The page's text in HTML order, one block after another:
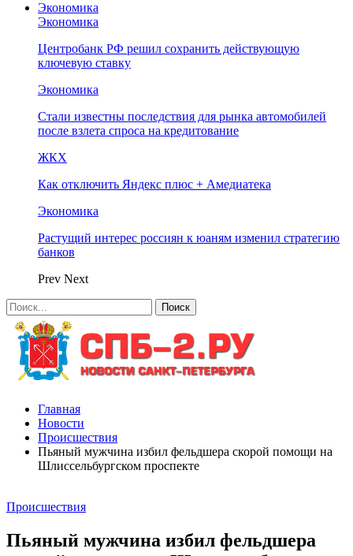
Экономика
Экономика
Центробанк РФ решил сохранить действующую
ключевую ставку
Экономика
Стали известны последствия для рынка автомобилей
после взлета спроса на кредитование
ЖКХ
Как отключить Яндекс плюс + Амедиатека
Экономика
Растущий интерес россиян к юаням изменил стратегию
банков
Prev Next
Главная
Новости
Происшествия
Пьяный мужчина избил фельдшера скорой помощи на
Шлиссельбургском проспекте
Происшествия
Пьяный мужчина избил фельдшера